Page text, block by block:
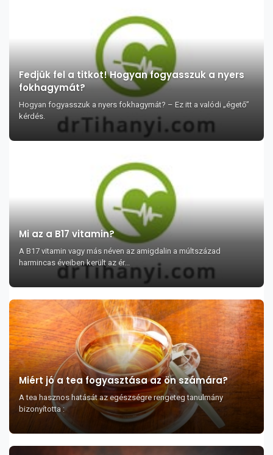
Fedjük fel a titkot! Hogyan fogyasszuk a nyers
fokhagymát?
Hogyan fogyasszuk a nyers fokhagymát? – Ez itt a valódi „égető”
kérdés.
Mi az a B17 vitamin?
A B17 vitamin vagy más néven az amigdalin a múltszázad
harmincas éveiben került az ér...
Miért jó a tea fogyasztása az ön számára?
A tea hasznos hatását az egészségre rengeteg tanulmány
bizonyította :